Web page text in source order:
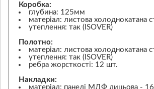
Коробка:
глубина: 125мм
матеріал: листова холоднокатана
утеплення: так (ISOVER)
Полотно:
матеріал: листова холоднокатана
утеплення: так (ISOVER)
ребра жорсткості: 12 шт.
Накладки:
матеріал: панелі МДФ лицьова -